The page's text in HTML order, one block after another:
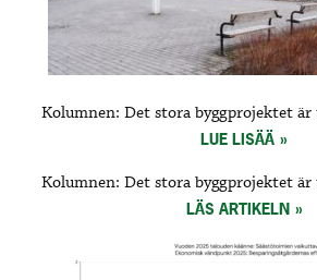
Kolumnen: Det stora byggprojektet är
LUE LISÄÄ
Kolumnen: Det stora byggprojektet är
LÄS ARTIKELN